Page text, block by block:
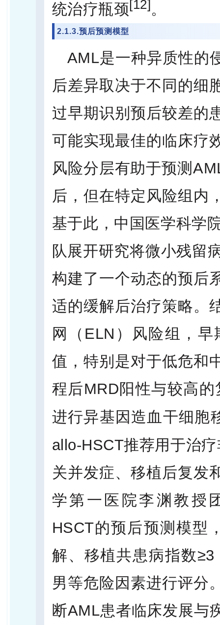
统治疗瓶颈[12] 。
2.1.3.预后预测模型
AML是一种异质性的
后差异取决于不同的细
过早期识别预后较差的
可能实现最佳的临床疗
风险分层有助于预测
后，但在特定风险组内
基于此，中国医学科学
队展开研究将微小残留
构建了一个动态的预后
适的缓解后治疗策略。
网（ELN）风险组，
值，特别是对于低危和
程后MRD阳性与较高
进行异基因造血干细胞
allo-HSCT推荐用于治
关并发症、移植后复发
学第一医院李渊教授
HSCT的预后预测模型
解、移植共患病指数
男等危险因素进行评分
断AML患者临床发展与